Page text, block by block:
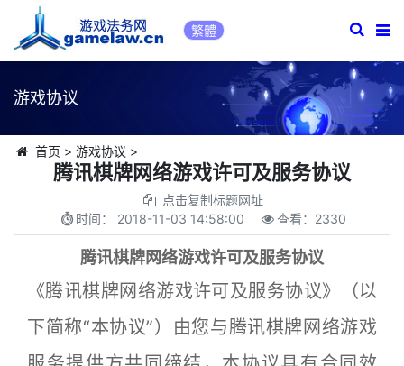
繁體
游戏协议
首页 > 游戏协议 >
腾讯棋牌网络游戏许可及服务协议
点击复制标题网址
时间： 2018-11-03 14:58:00 查看： 2330
腾讯棋牌网络游戏许可及服务协议
《腾讯棋牌网络游戏许可及服务协议》（以
下简称“本协议”）由您与腾讯棋牌网络游戏